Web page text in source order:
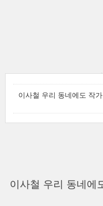
이사철 우리 동네에도 작
이사철 우리 동네에